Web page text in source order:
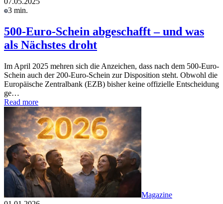
3 min.
500-Euro-Schein abgeschafft – und was
als Nächstes droht
Im April 2025 mehren sich die Anzeichen, dass nach dem 500-Euro-
Schein auch der 200-Euro-Schein zur Disposition steht. Obwohl die
Europäische Zentralbank (EZB) bisher keine offizielle Entscheidung
ge…
Read more
Magazine